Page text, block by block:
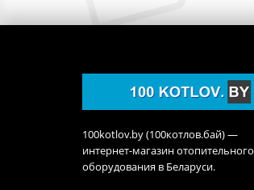
100kotlov.by (100котлов.бай) —
интернет-магазин отопительного
оборудования в Беларуси.